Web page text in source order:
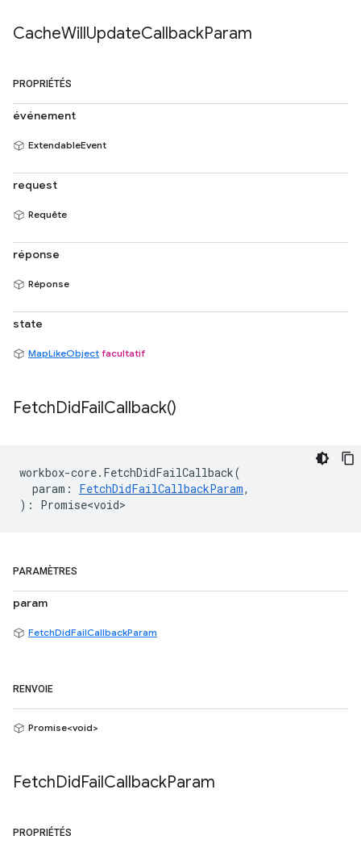
CacheWillUpdateCallbackParam
PROPRIÉTÉS
événement
ExtendableEvent
request
Requête
réponse
Réponse
state
MapLikeObject facultatif
FetchDidFailCallback()
workbox-core. FetchDidFailCallback(
param : FetchDidFailCallbackParam,
) : Promise<void>
PARAMÈTRES
param
FetchDidFailCallbackParam
RENVOIE
Promise<void>
FetchDidFailCallbackParam
PROPRIÉTÉS